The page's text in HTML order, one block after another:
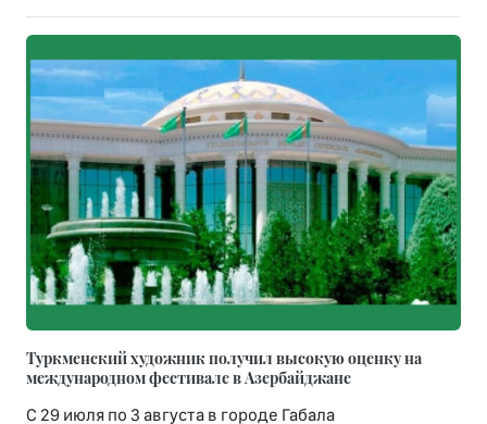
Туркменский художник получил высокую оценку на
международном фестивале в Азербайджане
С 29 июля по 3 августа в городе Габала